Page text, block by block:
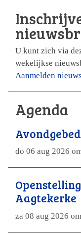
U kunt zich via
wekelijkse
Aanmelden
Agenda
Avondgebed
do 06 aug 2026
Aagtekerke
za 08 aug 2026